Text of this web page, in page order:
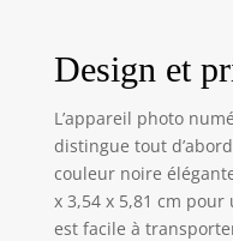
Auto/
3200, 12800
(AF): auto
individuel
d'ouverture
priorité à la
l'exposition
Design et
L’appareil photo
distingue tout
couleur noire
x 3,54 x 5,81 cm
est facile à